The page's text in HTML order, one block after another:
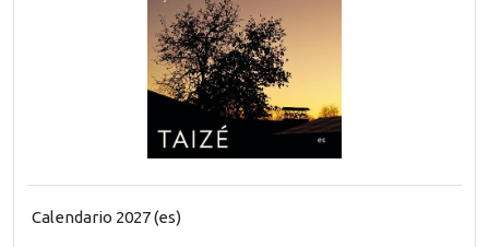
Calendario 2027 (es)